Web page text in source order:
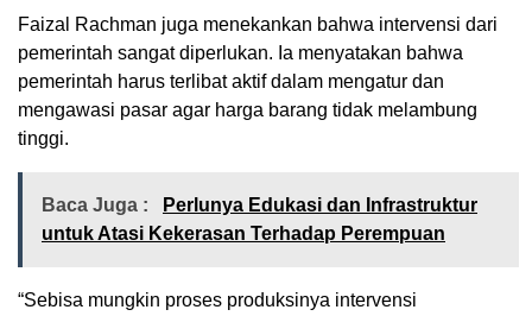
Faizal Rachman juga menekankan bahwa intervensi dari
pemerintah sangat diperlukan. Ia menyatakan bahwa
pemerintah harus terlibat aktif dalam mengatur dan
mengawasi pasar agar harga barang tidak melambung
tinggi.
Baca Juga :
Perlunya Edukasi dan Infrastruktur
untuk Atasi Kekerasan Terhadap Perempuan
“Sebisa mungkin proses produksinya intervensi